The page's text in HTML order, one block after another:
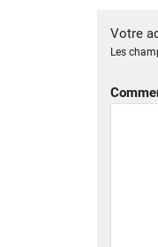
Votre
Les